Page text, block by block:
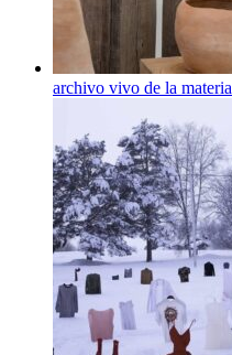
archivo vivo de la materia